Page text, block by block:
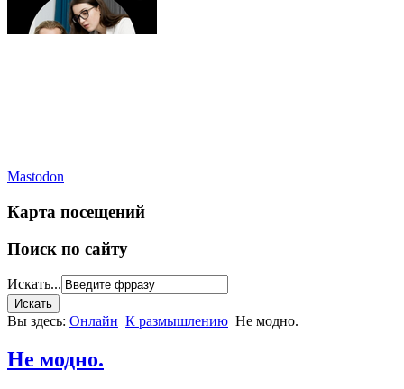
Mastodon
Карта посещений
Поиск по сайту
Искать...
Вы здесь: Онлайн К размышлению Не модно.
Не модно.